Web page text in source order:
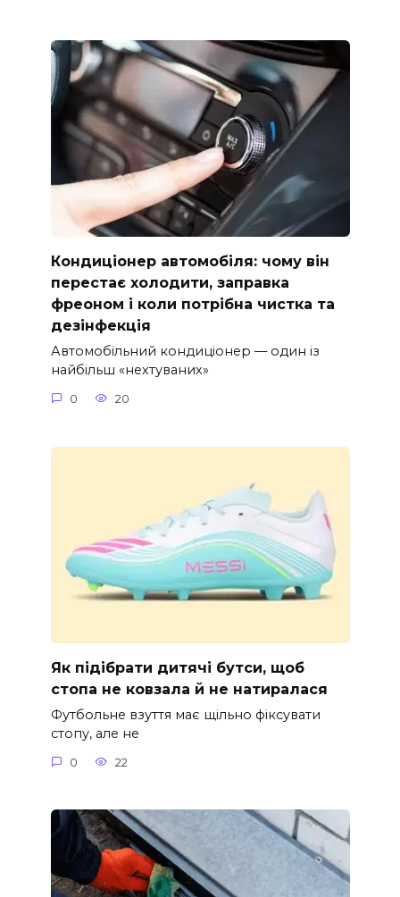
Кондиціонер автомобіля: чому він
перестає холодити, заправка
фреоном і коли потрібна чистка та
дезінфекція
Автомобільний кондиціонер — один із
найбільш «нехтуваних»
0 20
Як підібрати дитячі бутси, щоб
стопа не ковзала й не натиралася
Футбольне взуття має щільно фіксувати
стопу, але не
0 22